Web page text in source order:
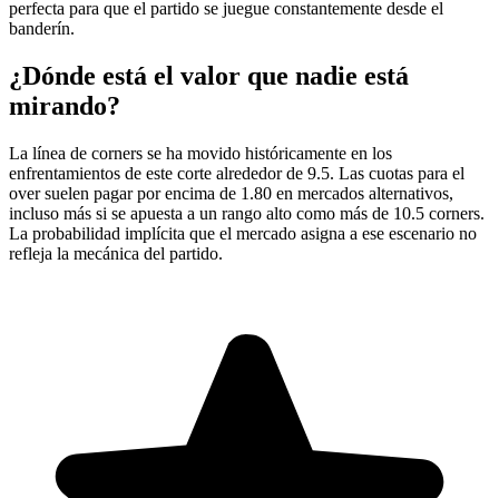
perfecta para que el partido se juegue constantemente desde el
banderín.
¿Dónde está el valor que nadie está
mirando?
La línea de corners se ha movido históricamente en los
enfrentamientos de este corte alrededor de 9.5. Las cuotas para el
over suelen pagar por encima de 1.80 en mercados alternativos,
incluso más si se apuesta a un rango alto como más de 10.5 corners.
La probabilidad implícita que el mercado asigna a ese escenario no
refleja la mecánica del partido.